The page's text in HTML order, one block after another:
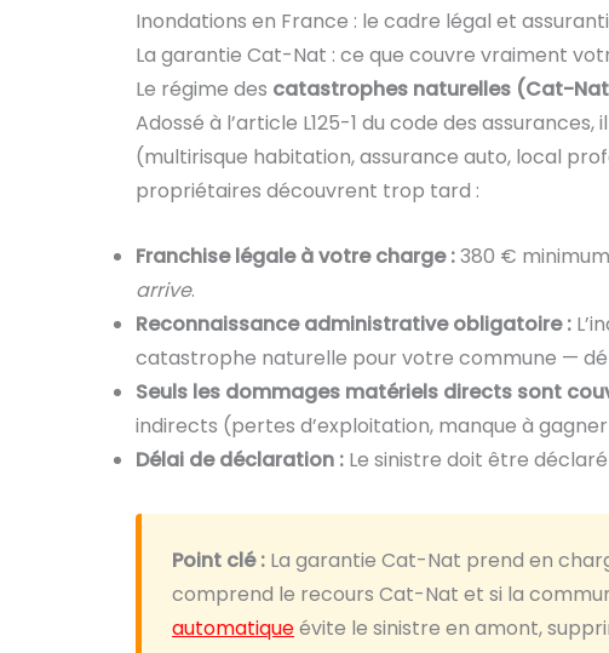
Inondations en France : le cadre légal et
La garantie Cat-Nat : ce que couvre vraiment
Le régime des catastrophes naturelles (Cat-
Adossé à l’article L125-1 du code des
(multirisque habitation, assurance auto, local
propriétaires découvrent trop tard :
Franchise légale à votre charge :380 €
arrive.
Reconnaissance administrative obligatoire :
catastrophe naturelle pour votre commune —
Seuls les dommages matériels directs sont
indirects (pertes d’exploitation, manque à
Délai de déclaration : Le sinistre doit être
Point clé : La garantie Cat-Nat prend en
comprend le recours Cat-Nat et si la
automatiqueévite le sinistre en amont,